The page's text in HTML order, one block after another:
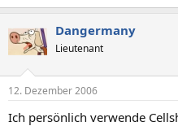
Dangermany
Lieutenant
12. Dezember 2006
Ich persönlich verwende